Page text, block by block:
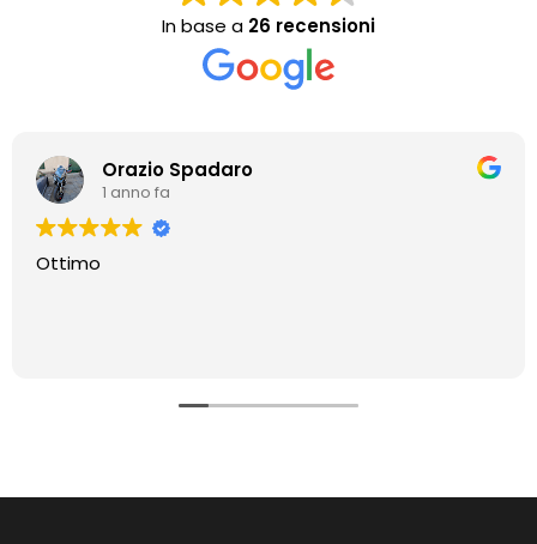
In base a 26 recensioni
Orazio Spadaro
1 anno fa
Ottimo